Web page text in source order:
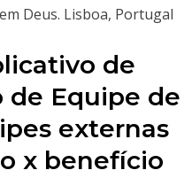
Deus. Lisboa, Portugal
de
Equipe de
externas
x benefício